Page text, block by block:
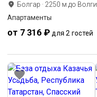
Болгар · 2250 м до Волги
Апартаменты
от 7 316 ₽ для 2 гостей